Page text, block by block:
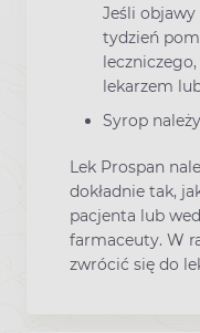
Jeśli objawy
tydzień
lekarzem
Syrop
Lek Prospan
dokładnie tak,
pacjenta lub
farmaceuty. W
zwrócić się do